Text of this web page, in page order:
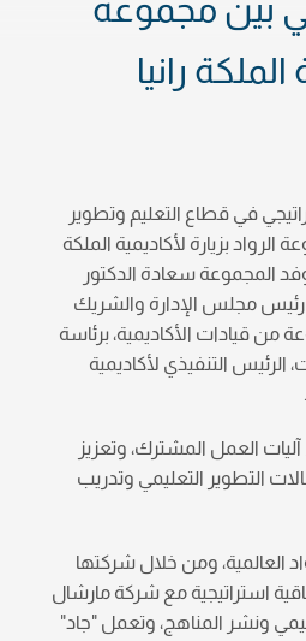
بين مجموعة
رانيا
في قطاع التعليم وتطوير
بزيارة لأكاديمية الملكة
المجموعة سعادة الدكتور
رئيس مجلس الإدارة والشريك
قيادات الأكاديمية، برئاسة
الرئيس التنفيذي لأكاديمية
العمل المشترك، وتعزيز
التطوير التعليمي وتدريب
العالمية، ومن خلال شركتها
استراتيجية مع شركة مارشال
ونشر المناهج، وتعمل "جاد"